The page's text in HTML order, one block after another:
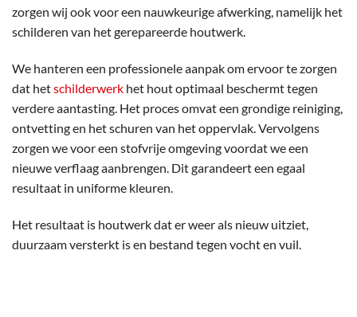
zorgen wij ook voor een nauwkeurige afwerking, namelijk het
schilderen van het gerepareerde houtwerk.
We hanteren een professionele aanpak om ervoor te zorgen
dat hetschilderwerk het hout optimaal beschermt tegen
verdere aantasting. Het proces omvat een grondige reiniging,
ontvetting en het schuren van het oppervlak. Vervolgens
zorgen we voor een stofvrije omgeving voordat we een
nieuwe verflaag aanbrengen. Dit garandeert een egaal
resultaat in uniforme kleuren.
Het resultaat is houtwerk dat er weer als nieuw uitziet,
duurzaam versterkt is en bestand tegen vocht en vuil.